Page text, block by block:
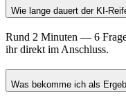
Wie lange dauert der KI-
Rund 2 Minuten — 6
ihr direkt im Anschluss.
Was bekomme ich als